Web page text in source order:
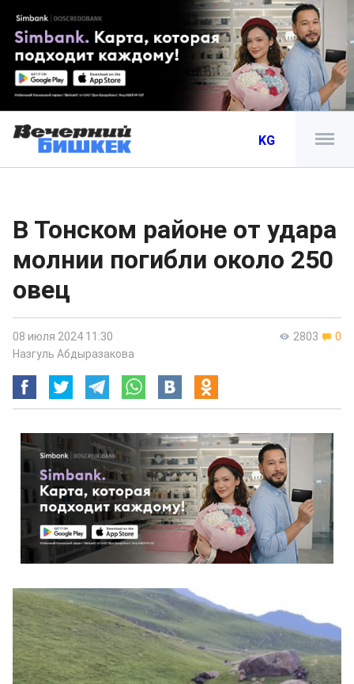
KG
В Тонском районе от удара
молнии погибли около 250
овец
2803 0
08 июля 2024 11:30
Назгуль Абдыразакова